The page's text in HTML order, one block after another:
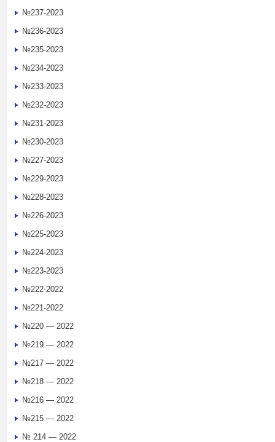
№237-2023
№236-2023
№235-2023
№234-2023
№233-2023
№232-2023
№231-2023
№230-2023
№227-2023
№229-2023
№228-2023
№226-2023
№225-2023
№224-2023
№223-2023
№222-2022
№221-2022
№220 — 2022
№219 — 2022
№217 — 2022
№218 — 2022
№216 — 2022
№215 — 2022
№ 214 — 2022